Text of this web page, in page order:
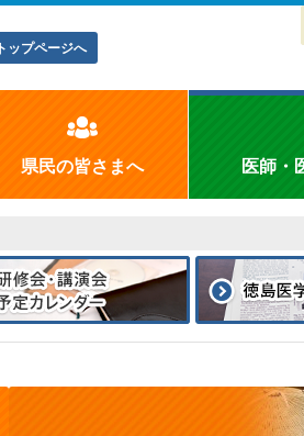
トップページへ
県民の皆さまへ 医師・